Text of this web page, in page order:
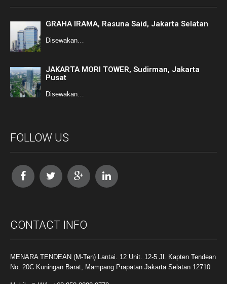
GRAHA IRAMA, Rasuna Said, Jakarta Selatan
Disewakan…
JAKARTA MORI TOWER, Sudirman, Jakarta
Pusat
Disewakan…
FOLLOW US
CONTACT INFO
MENARA TENDEAN (M-Ten) Lantai. 12 Unit. 12-5 Jl. Kapten Tendean
No. 20C Kuningan Barat, Mampang Prapatan Jakarta Selatan 12710